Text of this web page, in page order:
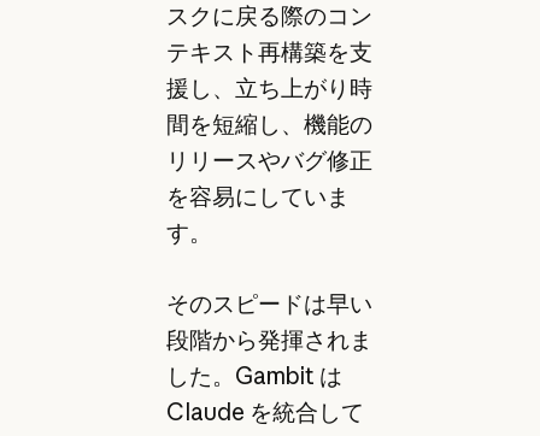
スクに戻る際のコン
テキスト再構築を支
援し、立ち上がり時
間を短縮し、機能の
リリースやバグ修正
を容易にしていま
す。
そのスピードは早い
段階から発揮されま
した。Gambit は
Claude を統合して